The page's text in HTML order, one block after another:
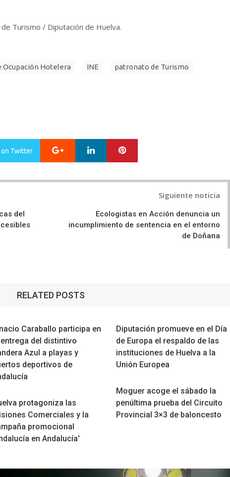
Turismo / Diputación de Huelva.
Ocupación Hotelera INE patronato de Turismo
on Twitter Google+ LinkedIn
del
Siguiente noticia
Ecologistas en Acción denuncia un
incumplimiento de sentencia en el entorno
de Doñana
RELATED POSTS
Caraballo participa en
del distintivo
Azul a playas y
deportivos de
Diputación promueve en el Día
de Europa el respaldo de las
instituciones de Huelva a la
Unión Europea
Moguer acoge el sábado la
penúltima prueba del Circuito
Provincial 3×3 de baloncesto
protagoniza las
Comerciales y la
promocional
en Andalucía'